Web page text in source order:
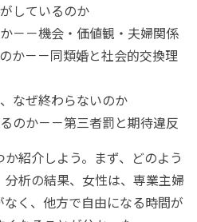
しているのか
－機会・価値観・夫婦関係
－－同類婚と社会的交換理
なぜ終わらないのか
か－－第三者罰と期待違反
紹介しよう。まず、どのよう
析の結果、女性は、専業主婦
く、他方で自由になる時間が